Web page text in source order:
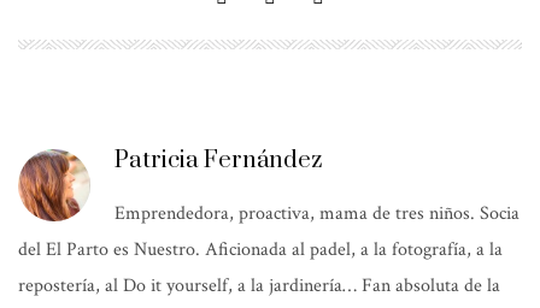
Patricia Fernández
Emprendedora, proactiva, mama de tres niños. Socia
del El Parto es Nuestro. Aficionada al padel, a la fotografía, a la
repostería, al Do it yourself, a la jardinería… Fan absoluta de la